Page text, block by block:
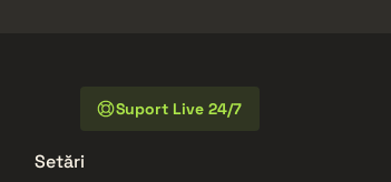
Suport Live 24/7
Setări